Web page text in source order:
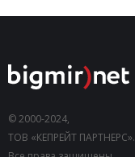
© 2000-2024,
ТОВ «КЕПРЕЙТ ПАРТНЕРС».